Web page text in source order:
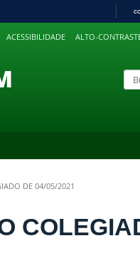
PARA
ACESSIBILIDADE ALTO-
DE 04/05/2021